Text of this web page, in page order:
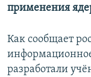
применения
Как сообщает
разработали